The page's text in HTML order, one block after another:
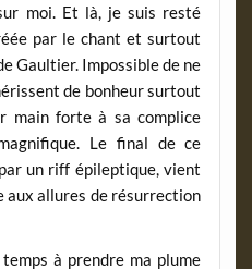
moi. Et là, je suis resté
par le chant et surtout
Gaultier. Impossible de ne
de bonheur surtout
main forte à sa complice
Le final de ce
un riff épileptique, vient
aux allures de résurrection
à prendre ma plume